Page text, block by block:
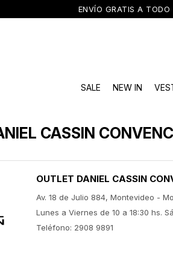
ENVÍO GRATIS A TODO
SALE NEW IN
CASSIN
OUTLET DANIEL CASSIN
Av. 18 de Julio 884, Montevideo -
Lunes a Viernes de 10 a 18:30 hs.
Teléfono: 2908 9891